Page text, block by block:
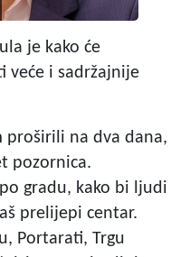
je kako će
veće i sadržajnije
proširili na dva dana,
pozornica.
gradu, kako bi ljudi
prelijepi centar.
Portarati, Trgu